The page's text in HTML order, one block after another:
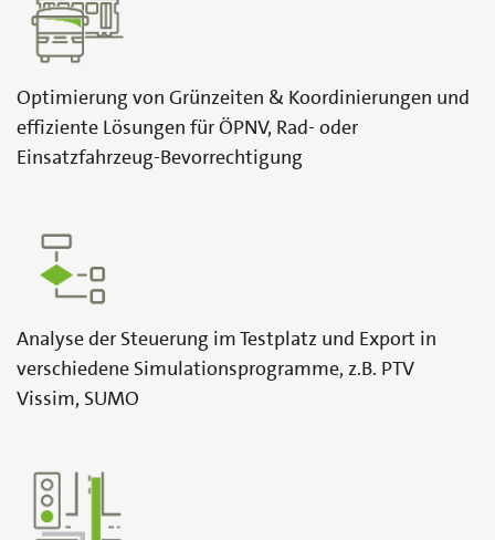
Optimierung von Grünzeiten & Koordinierungen und
effiziente Lösungen für ÖPNV, Rad- oder
Einsatzfahrzeug-Bevorrechtigung
Analyse der Steuerung im Testplatz und Export in
verschiedene Simulationsprogramme, z.B. PTV
Vissim, SUMO